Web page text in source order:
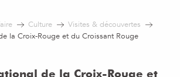
Culture
Visites & découvertes
la Croix-Rouge et du Croissant Rouge
de la Croix-Rouge et